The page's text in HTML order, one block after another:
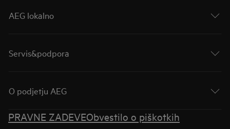
AEG lokalno
Servis&podpora
O podjetju AEG
PRAVNE ZADEVEObvestilo o piškotkih